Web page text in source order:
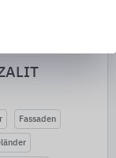
Fassaden